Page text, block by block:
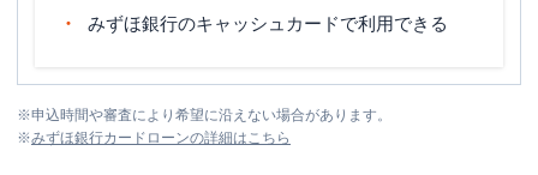
みずほ銀行のキャッシュカードで利用できる
※申込時間や審査により希望に沿えない場合があります。
※みずほ銀行カードローンの詳細はこちら